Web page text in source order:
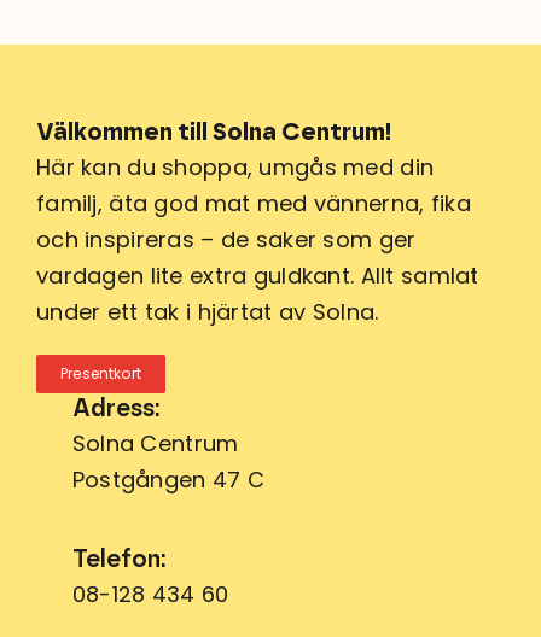
Välkommen till Solna Centrum!
Här kan du shoppa, umgås med din
familj, äta god mat med vännerna, fika
och inspireras – de saker som ger
vardagen lite extra guldkant. Allt samlat
under ett tak i hjärtat av Solna.
Presentkort
Adress:
Solna Centrum
Postgången 47 C
Telefon:
08-128 434 60